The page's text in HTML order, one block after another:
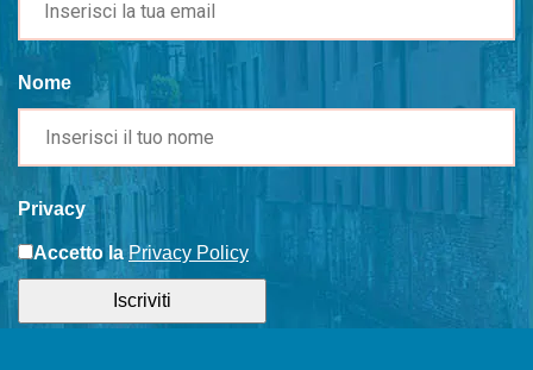
Privacy
Accetto la Privacy Policy